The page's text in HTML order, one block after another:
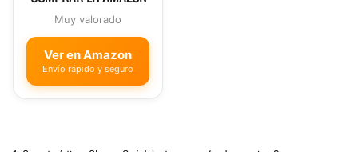
Muy valorado
Ver en Amazon
Envío rápido y seguro